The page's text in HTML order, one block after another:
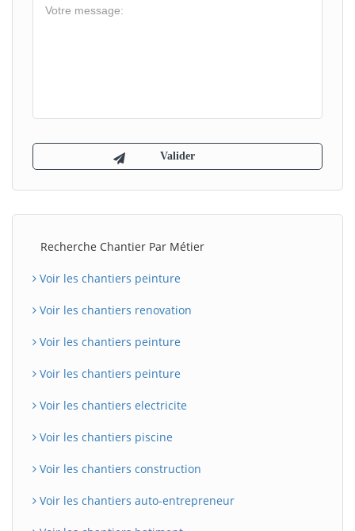
Recherche Chantier Par Métier
Voir les chantiers peinture
Voir les chantiers renovation
Voir les chantiers peinture
Voir les chantiers peinture
Voir les chantiers electricite
Voir les chantiers piscine
Voir les chantiers construction
Voir les chantiers auto-entrepreneur